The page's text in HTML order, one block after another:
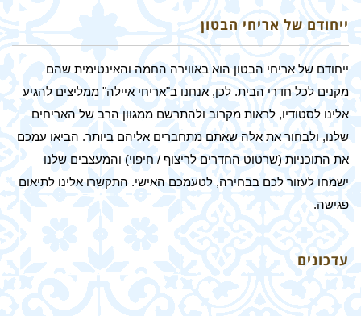
ייחודם של אריחי הבטון
ייחודם של אריחי הבטון הוא באווירה החמה והאינטימית שהם
מקנים לכל חדרי הבית. לכן, אנחנו ב"אריחי איילה" ממליצים להגיע
אלינו לסטודיו, לראות מקרוב ולהתרשם ממגוון הרב של האריחים
שלנו, ולבחור את אלה שאתם מתחברים אליהם ביותר. הביאו עמכם
את התוכניות (שרטוט החדרים לריצוף / חיפוי) והמעצבים שלנו
ישמחו לעזור לכם בבחירה, לטעמכם האישי. התקשרו אלינו לתיאום
פגישה.
עדכונים